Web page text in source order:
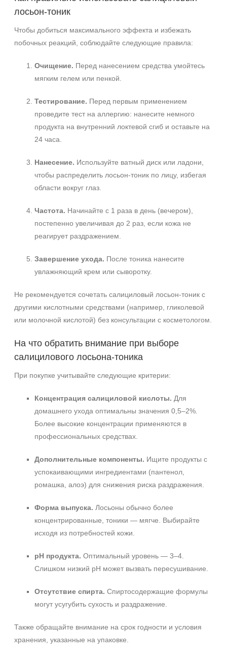
лосьон‑тоник
Чтобы добиться максимального эффекта и избежать
побочных реакций, соблюдайте следующие правила:
Очищение. Перед нанесением средства умойтесь
мягким гелем или пенкой.
Тестирование. Перед первым применением
проведите тест на аллергию: нанесите немного
продукта на внутренний локтевой сгиб и оставьте на
24 часа.
Нанесение. Используйте ватный диск или ладони,
чтобы распределить лосьон‑тоник по лицу, избегая
области вокруг глаз.
Частота. Начинайте с 1 раза в день (вечером),
постепенно увеличивая до 2 раз, если кожа не
реагирует раздражением.
Завершение ухода. После тоника нанесите
увлажняющий крем или сыворотку.
Не рекомендуется сочетать салициловый лосьон‑тоник с
другими кислотными средствами (например, гликолевой
или молочной кислотой) без консультации с косметологом.
На что обратить внимание при выборе
салицилового лосьона‑тоника
При покупке учитывайте следующие критерии:
Концентрация салициловой кислоты. Для
домашнего ухода оптимальны значения 0,5–2%.
Более высокие концентрации применяются в
профессиональных средствах.
Дополнительные компоненты. Ищите продукты с
успокаивающими ингредиентами (пантенол,
ромашка, алоэ) для снижения риска раздражения.
Форма выпуска. Лосьоны обычно более
концентрированные, тоники — мягче. Выбирайте
исходя из потребностей кожи.
pH продукта. Оптимальный уровень — 3–4.
Слишком низкий pH может вызвать пересушивание.
Отсутствие спирта. Спиртосодержащие формулы
могут усугубить сухость и раздражение.
Также обращайте внимание на срок годности и условия
хранения, указанные на упаковке.
+7 (929) 933-09-89